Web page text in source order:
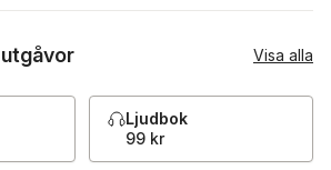
Visa alla
Ljudbok
99 kr